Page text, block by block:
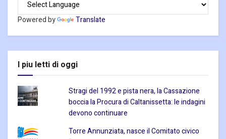
Powered by Translate
I piu letti di oggi
Stragi del 1992 e pista nera, la Cassazione
boccia la Procura di Caltanissetta: le indagini
devono continuare
Torre Annunziata, nasce il Comitato civico